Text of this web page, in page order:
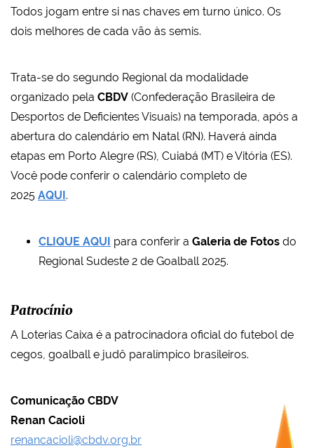
Todos jogam entre si nas chaves em turno único. Os
dois melhores de cada vão às semis.
Trata-se do segundo Regional da modalidade
organizado pela CBDV (Confederação Brasileira de
Desportos de Deficientes Visuais) na temporada, após a
abertura do calendário em Natal (RN). Haverá ainda
etapas em Porto Alegre (RS), Cuiabá (MT) e Vitória (ES).
Você pode conferir o calendário completo de
2025 AQUI .
CLIQUE AQUI para conferir a Galeria de Fotos do
Regional Sudeste 2 de Goalball 2025.
Patrocínio
A Loterias Caixa é a patrocinadora oficial do futebol de
cegos, goalball e judô paralímpico brasileiros.
Comunicação CBDV
Renan Cacioli
renancacioli@cbdv.org.br